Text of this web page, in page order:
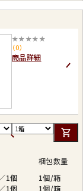
★★★★★
（0）
商品詳細
梱包数量
1個
1個/箱
1個 1個/箱